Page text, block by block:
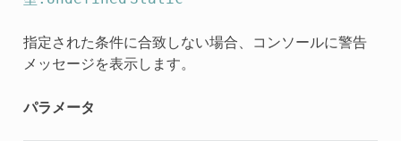
指定された条件に合致しない場合、コンソールに警告
メッセージを表示します。
パラメータ